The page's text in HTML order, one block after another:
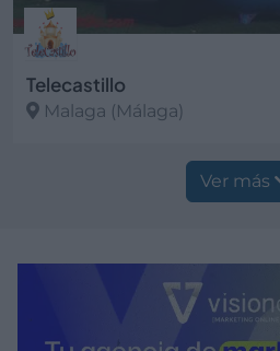
Telecastillo
Malaga (Málaga)
Ver más